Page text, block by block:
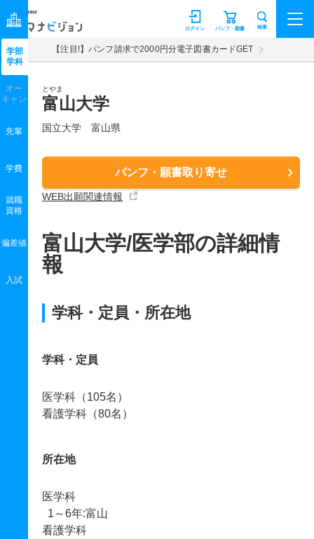
マナビジョン パンフ・願書
ログイン 検索
【注目!】パンフ請求で2000円分電子図書カードGET
とやま
富山大学
国立大学 富山県
パンフ・願書取り寄せ
WEB出願関連情報
学部
学科
オー
キャン
先輩
学費
就職
資格
偏差値
入試
富山大学/医学部の詳細情
報
学科・定員・所在地
学科・定員
医学科（105名）
看護学科（80名）
所在地
医学科
1～6年:富山
看護学科